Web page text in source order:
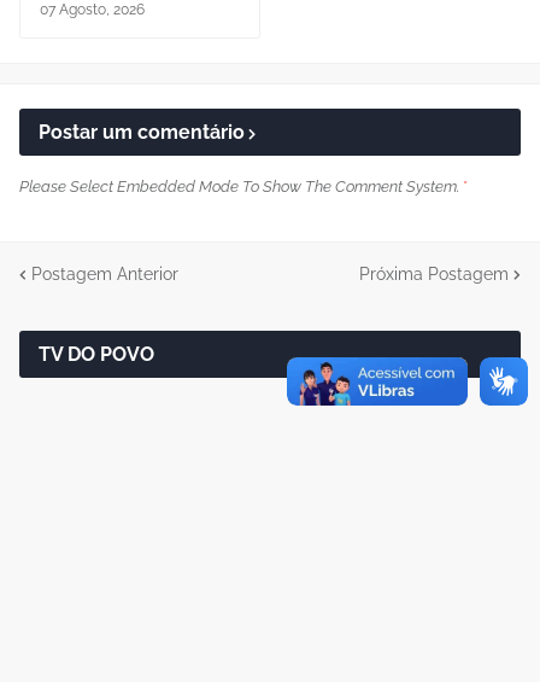
07 Agosto, 2026
Postar um comentário
Please Select Embedded Mode To Show The Comment System. *
Postagem Anterior Próxima Postagem
TV DO POVO